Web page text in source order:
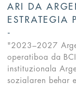
ARI DA
ESTRATEGIA
"2023–2027
operatiboa da
instituzionala
sozialaren behar